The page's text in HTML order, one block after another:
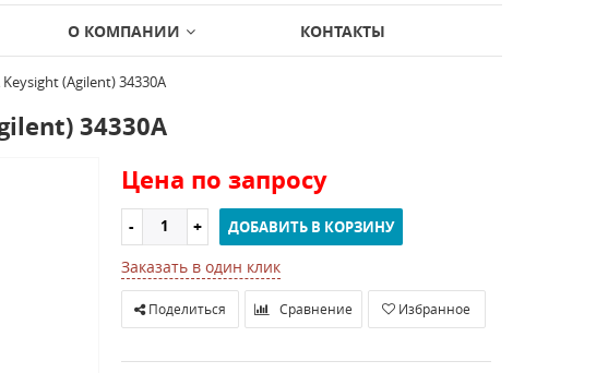
О КОМПАНИИ КОНТАКТЫ
(Agilent) 34330A
34330A
Цена по запросу
ДОБАВИТЬ В КОРЗИНУ
Заказать в один клик
Поделиться Сравнение Избранное